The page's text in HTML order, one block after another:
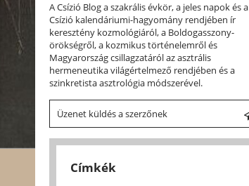
A Csízió Blog a szakrális évkör, a jeles napok és a
Csízió kalendáriumi-hagyomány rendjében ír
keresztény kozmológiáról, a Boldogasszony-
örökségről, a kozmikus történelemről és
Magyarország csillagzatáról az asztrális
hermeneutika világértelmező rendjében és a
szinkretista asztrológia módszerével.
Üzenet küldés a szerzőnek
Címkék